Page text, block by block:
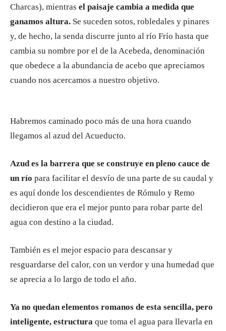
Charcas), mientras el paisaje cambia a medida que
ganamos altura. Se suceden sotos, robledales y pinares
y, de hecho, la senda discurre junto al río Frío hasta que
cambia su nombre por el de la Acebeda, denominación
que obedece a la abundancia de acebo que apreciamos
cuando nos acercamos a nuestro objetivo.
Habremos caminado poco más de una hora cuando
llegamos al azud del Acueducto.
Azud es la barrera que se construye en pleno cauce de
un río para facilitar el desvío de una parte de su caudal y
es aquí donde los descendientes de Rómulo y Remo
decidieron que era el mejor punto para robar parte del
agua con destino a la ciudad.
También es el mejor espacio para descansar y
resguardarse del calor, con un verdor y una humedad que
se aprecia a lo largo de todo el año.
Ya no quedan elementos romanos de esta sencilla, pero
inteligente, estructura que toma el agua para llevarla en